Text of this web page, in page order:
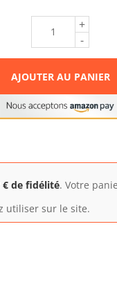
+
-
AJOUTER AU PANIER
€ de fidélité. Votre
utiliser sur le site.